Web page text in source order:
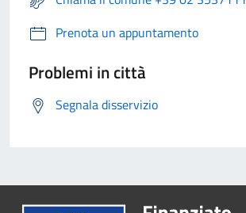
Prenota un appuntamento
Problemi in città
Segnala disservizio